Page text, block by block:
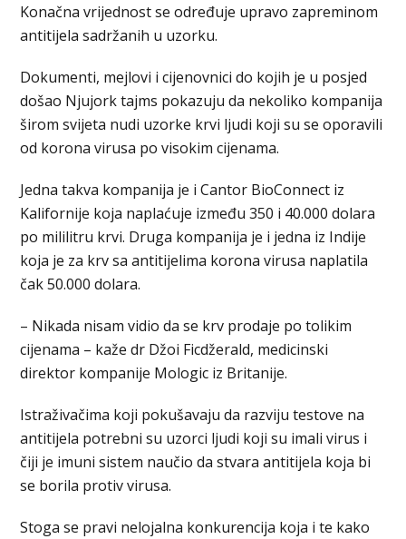
Konačna vrijednost se određuje upravo zapreminom
antitijela sadržanih u uzorku.
Dokumenti, mejlovi i cijenovnici do kojih je u posjed
došao Njujork tajms pokazuju da nekoliko kompanija
širom svijeta nudi uzorke krvi ljudi koji su se oporavili
od korona virusa po visokim cijenama.
Jedna takva kompanija je i Cantor BioConnect iz
Kalifornije koja naplaćuje između 350 i 40.000 dolara
po mililitru krvi. Druga kompanija je i jedna iz Indije
koja je za krv sa antitijelima korona virusa naplatila
čak 50.000 dolara.
– Nikada nisam vidio da se krv prodaje po tolikim
cijenama – kaže dr Džoi Ficdžerald, medicinski
direktor kompanije Mologic iz Britanije.
Istraživačima koji pokušavaju da razviju testove na
antitijela potrebni su uzorci ljudi koji su imali virus i
čiji je imuni sistem naučio da stvara antitijela koja bi
se borila protiv virusa.
Stoga se pravi nelojalna konkurencija koja i te kako